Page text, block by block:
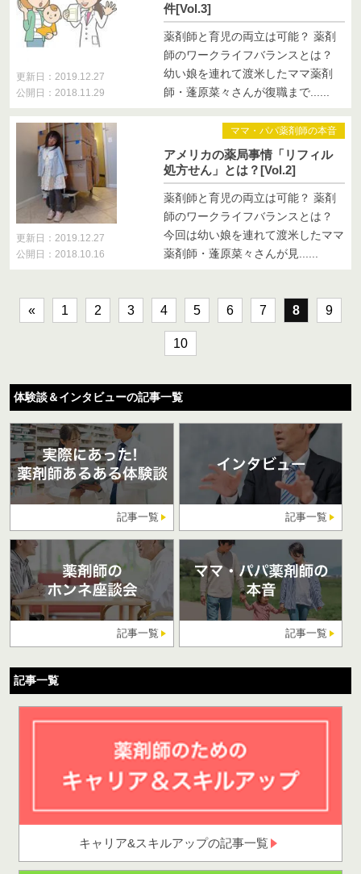
更新日：2019.12.27
公開日：2018.11.29
件[Vol.3]
薬剤師と育児の両立は可能？ 薬剤
師のワークライフバランスとは？
幼い娘を連れて渡米したママ薬剤
師・蓬原菜々さんが復職まで......
更新日：2019.12.27
公開日：2018.10.16
ママ・パパ薬剤師の本音
アメリカの薬局事情「リフィル
処方せん」とは？[Vol.2]
薬剤師と育児の両立は可能？ 薬剤
師のワークライフバランスとは？
今回は幼い娘を連れて渡米したママ
薬剤師・蓬原菜々さんが見......
« 1 2 3 4 5 6 7 8 9
10
体験談＆インタビューの記事一覧
記事一覧 記事一覧
記事一覧 記事一覧
記事一覧
キャリア&スキルアップの記事一覧